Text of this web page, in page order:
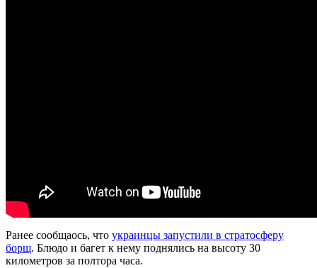
Ранее сообщаось, что украинцы запустили в стратосферу
борщ. Блюдо и багет к нему поднялись на высоту 30
километров за полтора часа.